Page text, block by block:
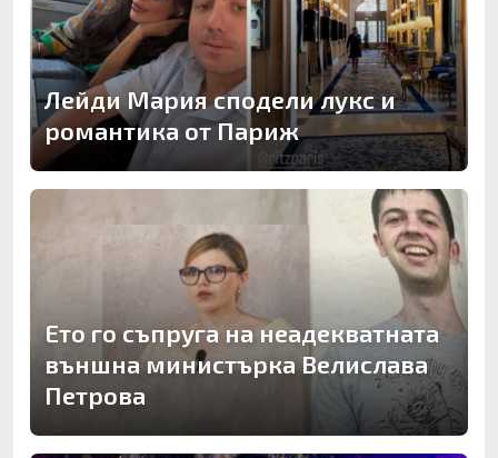
Лейди Мария сподели лукс и
романтика от Париж
Ето го съпруга на неадекватната
външна министърка Велислава
Петрова